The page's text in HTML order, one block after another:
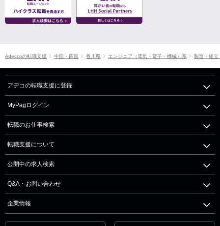
Adeccoの転職支援 中国・四国 香川県 エンジニア（電気・電子・機械）系 製造・組立
アデコの転職支援に登録
MyPagログイン
転職のお仕事検索
転職支援について
公開中の求人検索
Q&A・お問い合わせ
企業情報